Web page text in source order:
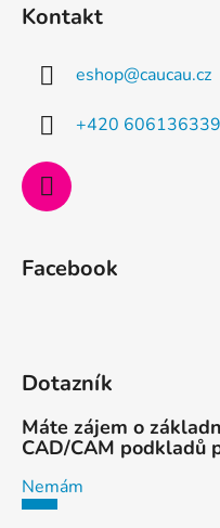
Kontakt
eshop@caucau.cz
+420 606136339
Facebook
Dotazník
Máte zájem o
CAD/CAM podkladů
Nemám